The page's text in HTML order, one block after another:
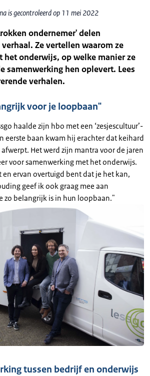
is gecontroleerd op 11 mei 2022
ondernemer' delen
Ze vertellen waarom ze
het onderwijs, op welke manier ze
samenwerking hen oplevert. Lees
verhalen.
voor je loopbaan"
haalde zijn hbo met een ‘zesjescultuur’-
eerste baan kwam hij erachter dat keihard
Het werd zijn mantra voor de jaren
voor samenwerking met het onderwijs.
en ervan overtuigd bent dat je het kan,
geef ik ook graag mee aan
zo belangrijk is in hun loopbaan."
tussen bedrijf en onderwijs